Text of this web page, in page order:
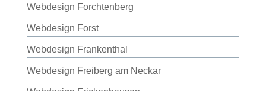
Webdesign Forchtenberg
Webdesign Forst
Webdesign Frankenthal
Webdesign Freiberg am Neckar